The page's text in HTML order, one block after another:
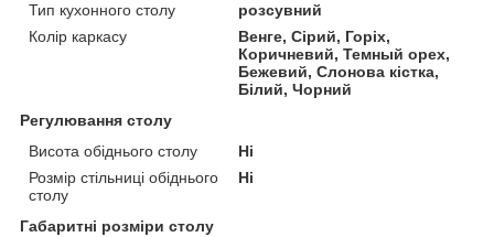
Тип кухонного столу
розсувний
Колір каркасу
Венге, Сірий, Горіх,
Коричневий, Темный орех,
Бежевий, Слонова кістка,
Білий, Чорний
Регулювання столу
Висота обіднього столу
Ні
Розмір стільниці обіднього
столу
Ні
Габаритні розміри столу